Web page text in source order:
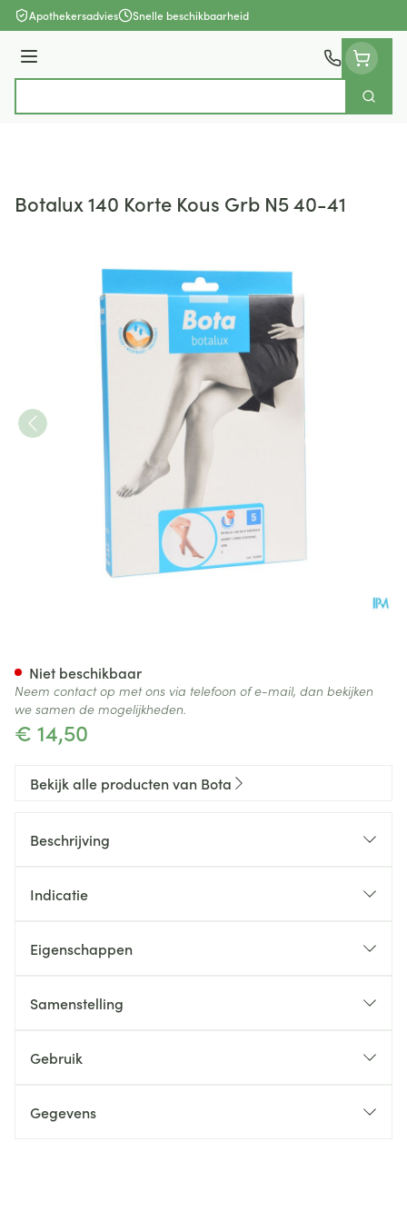
Ga naar de inhoud
Apothekersadvies Snelle beschikbaarheid
Menu
Zoek
Botalux 140 Korte Kous Grb N5 40-41
€ 14,50
Niet beschikbaar
Neem contact op met ons via telefoon of e-mail, dan bekijken
we samen de mogelijkheden.
Bekijk alle producten van Bota
Beschrijving
Indicatie
Eigenschappen
Samenstelling
Gebruik
Gegevens